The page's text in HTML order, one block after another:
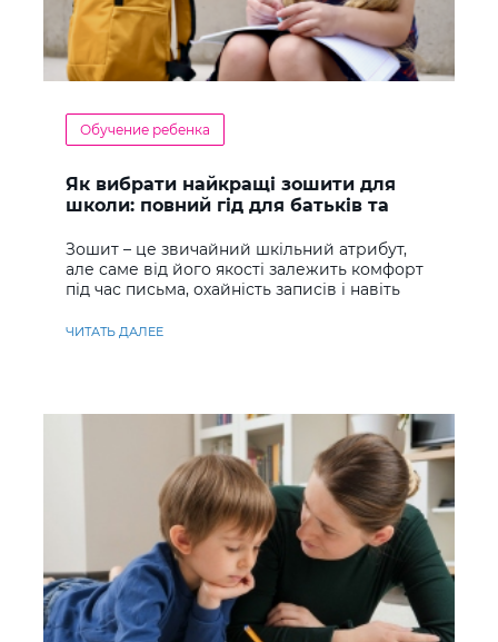
Обучение ребенка
Як вибрати найкращі зошити для
школи: повний гід для батьків та
Зошит – це звичайний шкільний атрибут,
але саме від його якості залежить комфорт
під час письма, охайність записів і навіть
ЧИТАТЬ ДАЛЕЕ